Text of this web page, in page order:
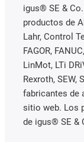
igus® SE &
productos de
Lahr, Control
FAGOR,
LinMot, LTi
Rexroth, SEW,
fabricantes de
sitio web. Los
de igus® SE &